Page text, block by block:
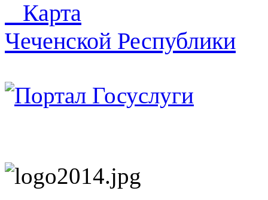
Карта
Чеченской Республики